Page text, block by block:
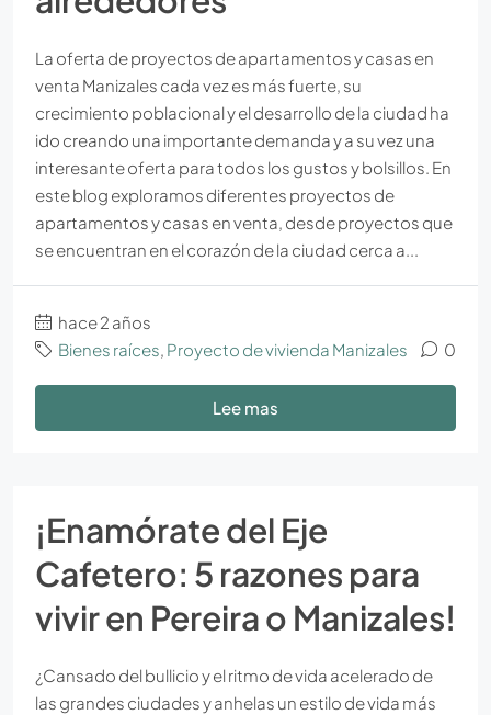
La oferta de proyectos de apartamentos y casas en
venta Manizales cada vez es más fuerte, su
crecimiento poblacional y el desarrollo de la ciudad ha
ido creando una importante demanda y a su vez una
interesante oferta para todos los gustos y bolsillos. En
este blog exploramos diferentes proyectos de
apartamentos y casas en venta, desde proyectos que
se encuentran en el corazón de la ciudad cerca a...
hace 2 años
Bienes raíces, Proyecto de vivienda Manizales 0
Lee mas
¡Enamórate del Eje
Cafetero: 5 razones para
vivir en Pereira o Manizales!
¿Cansado del bullicio y el ritmo de vida acelerado de
las grandes ciudades y anhelas un estilo de vida más